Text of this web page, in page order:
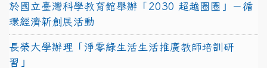
於國立臺灣科學教育館舉辦「2030 超越圈圈」－循
環經濟新創展活動
長榮大學辦理「淨零綠生活生活推廣教師培訓研
習」